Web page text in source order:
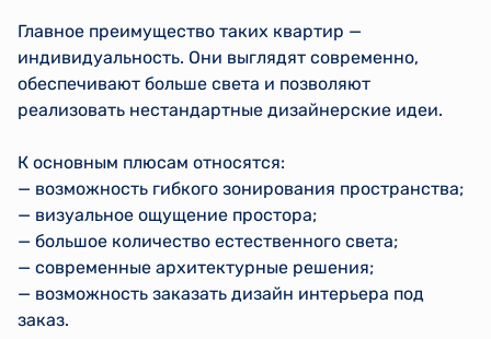
Главное преимущество таких квартир —
индивидуальность. Они выглядят современно,
обеспечивают больше света и позволяют
реализовать нестандартные дизайнерские идеи.
К основным плюсам относятся:
— возможность гибкого зонирования пространства;
— визуальное ощущение простора;
— большое количество естественного света;
— современные архитектурные решения;
— возможность заказать дизайн интерьера под
заказ.